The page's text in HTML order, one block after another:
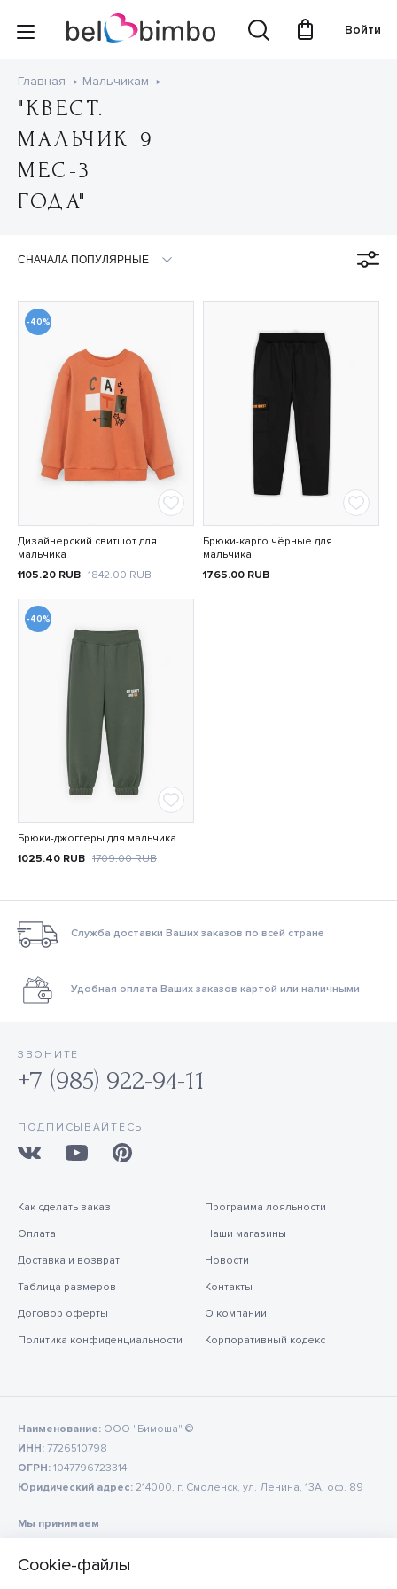
Войти
Главная Мальчикам
"КВЕСТ.
МАЛЬЧИК 9
МЕС-3
ГОДА"
-40%
Дизайнерский свитшот для
мальчика
1105.20 RUB 1842.00RUB
Брюки-карго чёрные для
мальчика
1765.00 RUB
-40%
Брюки-джоггеры для мальчика
1025.40 RUB 1709.00RUB
Служба доставки Ваших заказов по всей стране
Удобная оплата Ваших заказов картой или наличными
ЗВОНИТЕ
+7 (985) 922-94-11
ПОДПИСЫВАЙТЕСЬ
Как сделать заказ
Оплата
Доставка и возврат
Таблица размеров
Договор оферты
Политика конфиденциальности
Программа лояльности
Наши магазины
Новости
Контакты
О компании
Корпоративный кодекс
Наименование: ООО "Бимоша" ©
ИНН: 7726510798
ОГРН: 1047796723314
Юридический адрес: 214000, г. Смоленск, ул. Ленина, 13А, оф. 89
Мы принимаем